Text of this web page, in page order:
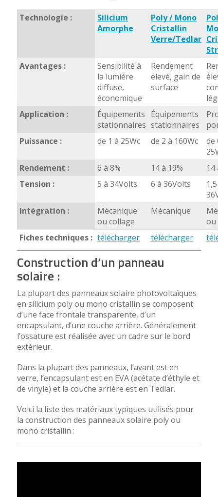
Technologie :
Silicium
Amorphe
Poly / Mono
Cristallin
Verre/Tedlar
Avantages :
Sensibilité à
la lumière
diffuse,
économique
Rendement
élevé, gain de
surface
Application :
Équipements
stationnaires
Équipements
stationnaires
Puissance :
de 1 à 25Wc de 2 à 160Wc
de
Rendement :
6 à 8% 14 à 19%
14
Tension :
5 à 34Volts 6 à 36Volts
Intégration :
Mécanique
ou collage
Mécanique
ou
Fiches techniques : télécharger télécharger
Construction d’un panneau
solaire :
La plupart des panneaux solaire photovoltaïques
en silicium poly ou mono cristallin se composent
d’une face frontale transparente, d’un
encapsulant, d’une couche arrière. Généralement
l’ossature est réalisée avec un cadre sur le bord
extérieur.
Dans la plupart des panneaux, l’avant est en
verre, l’encapsulant est en EVA (acétate d’éthyle et
de vinyle) et la couche arrière est en Tedlar.
Voici la liste des matériaux typiques utilisés pour
la construction des panneaux solaire poly ou
mono cristallin :